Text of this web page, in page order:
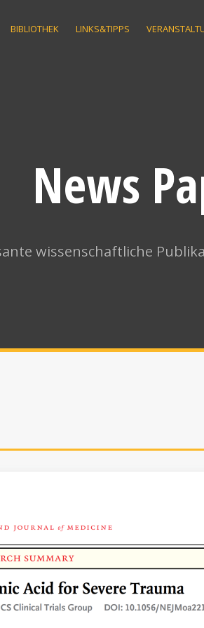
BIBLIOTHEK LINKS&TIPPS
News
wissenschaftliche